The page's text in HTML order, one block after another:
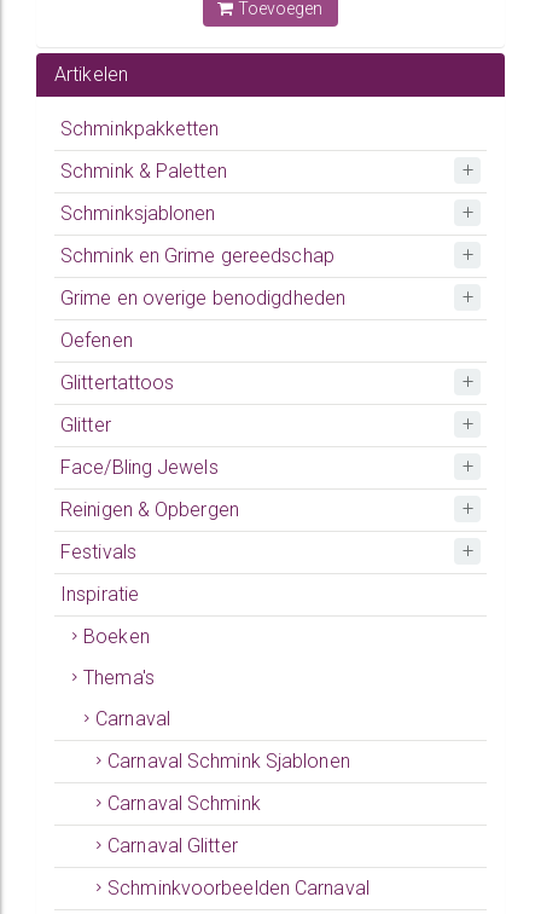
Toevoegen
Artikelen
Schminkpakketten
Schmink & Paletten
Schminksjablonen
Schmink en Grime gereedschap
Grime en overige benodigdheden
Oefenen
Glittertattoos
Glitter
Face/Bling Jewels
Reinigen & Opbergen
Festivals
Inspiratie
Boeken
Thema's
Carnaval
Carnaval Schmink Sjablonen
Carnaval Schmink
Carnaval Glitter
Schminkvoorbeelden Carnaval